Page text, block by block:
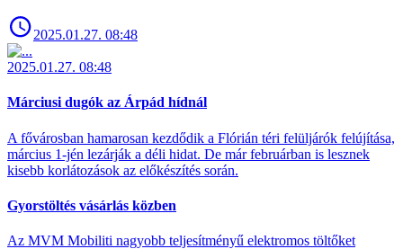
2025.01.27. 08:48
2025.01.27. 08:48
Márciusi dugók az Árpád hídnál
A fővárosban hamarosan kezdődik a Flórián téri felüljárók felújítása,
március 1-jén lezárják a déli hidat. De már februárban is lesznek
kisebb korlátozások az előkészítés során.
Gyorstöltés vásárlás közben
Az MVM Mobiliti nagyobb teljesítményű elektromos töltőket